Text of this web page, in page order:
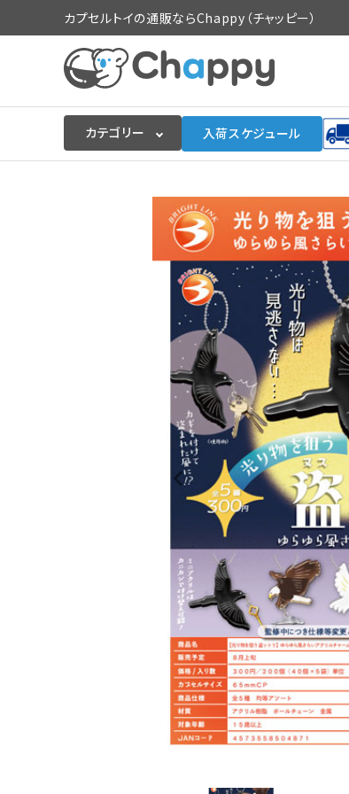
カプセルトイの通販ならChappy（チャッピー）
カテゴリー 入荷スケジュール
入荷スケジュールをチェック
カプセルトイマシン本体
よくあるご質問
ご利用ガイド
06-6282-7659